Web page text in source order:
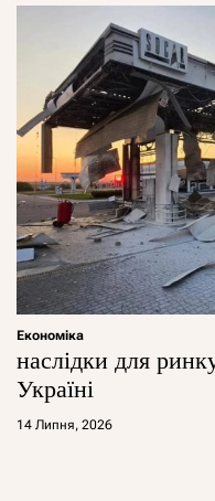
Економіка
наслідки для
Україні
14 Липня, 2026